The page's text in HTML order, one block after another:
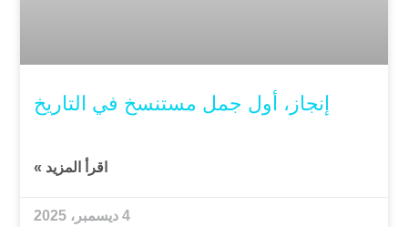
إنجاز، أول جمل مستنسخ في التاريخ
اقرأ المزيد »
4 ديسمبر، 2025